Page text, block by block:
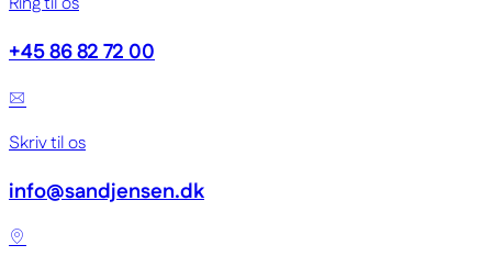
+45 86 82 72 00
Skriv til os
info@sandjensen.dk